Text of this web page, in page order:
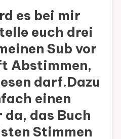
es bei mir
euch drei
Sub vor
Abstimmen,
darf.Dazu
einen
da, das Buch
Stimmen